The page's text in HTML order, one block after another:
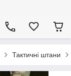
Тактичні штани